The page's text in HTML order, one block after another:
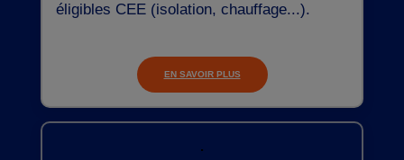
éligibles CEE (isolation, chauffage...).
EN SAVOIR PLUS
.